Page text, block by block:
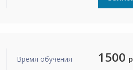
Время обучения 1500